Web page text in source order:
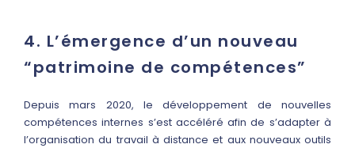
4. L’émergence d’un nouveau
“patrimoine de compétences”
Depuis mars 2020, le développement de nouvelles
compétences internes s’est accéléré afin de s’adapter à
l’organisation du travail à distance et aux nouveaux outils